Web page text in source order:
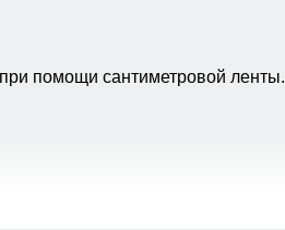
помощи сантиметровой ленты.